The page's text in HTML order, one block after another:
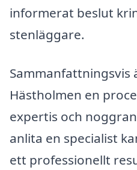
informerat beslut
stenläggare.
Sammanfattningsvis
Hästholmen en
expertis och
anlita en specialist
ett professionellt